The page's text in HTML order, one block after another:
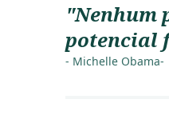
"Nenhum
potencial
- Michelle Obama-